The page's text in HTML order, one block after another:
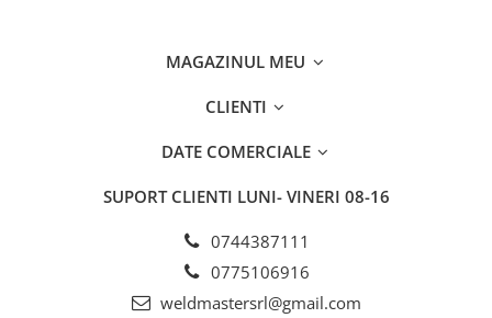
MAGAZINUL MEU
CLIENTI
DATE COMERCIALE
SUPORT CLIENTI LUNI- VINERI 08-16
0744387111
0775106916
weldmastersrl@gmail.com